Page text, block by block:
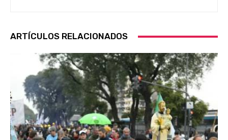
ARTÍCULOS RELACIONADOS